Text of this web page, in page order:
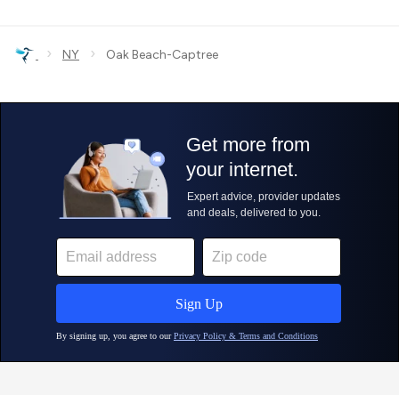
› NY › Oak Beach-Captree